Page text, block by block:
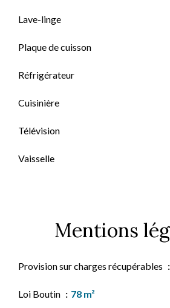
Lave-linge
Plaque de cuisson
Réfrigérateur
Cuisinière
Télévision
Vaisselle
Mentions
Provision sur charges récupérables
Loi Boutin 78 m²